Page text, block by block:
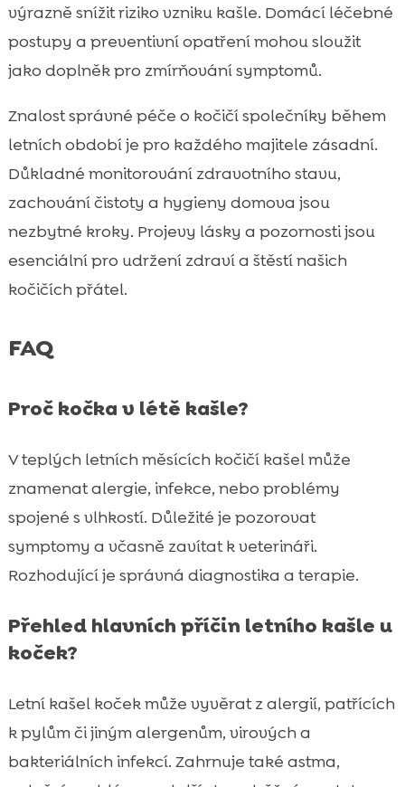
výrazně snížit riziko vzniku kašle. Domácí léčebné
postupy a preventivní opatření mohou sloužit
jako doplněk pro zmírňování symptomů.
Znalost správné péče o kočičí společníky během
letních období je pro každého majitele zásadní.
Důkladné monitorování zdravotního stavu,
zachování čistoty a hygieny domova jsou
nezbytné kroky. Projevy lásky a pozornosti jsou
esenciální pro udržení zdraví a štěstí našich
kočičích přátel.
FAQ
Proč kočka v létě kašle?
V teplých letních měsících kočičí kašel může
znamenat alergie, infekce, nebo problémy
spojené s vlhkostí. Důležité je pozorovat
symptomy a včasně zavítat k veterináři.
Rozhodující je správná diagnostika a terapie.
Přehled hlavních příčin letního kašle u
koček?
Letní kašel koček může vyvěrat z alergií, patřících
k pylům či jiným alergenům, virových a
bakteriálních infekcí. Zahrnuje také astma,